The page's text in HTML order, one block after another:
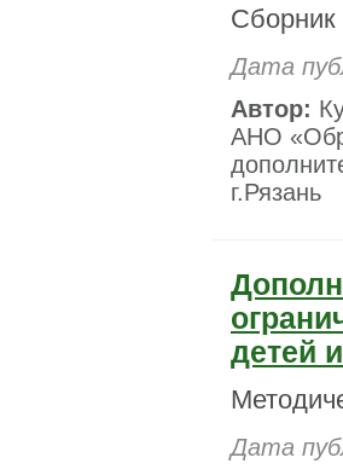
Сборник
Дата
Автор:
АНО
г.Рязань
детей
Дата